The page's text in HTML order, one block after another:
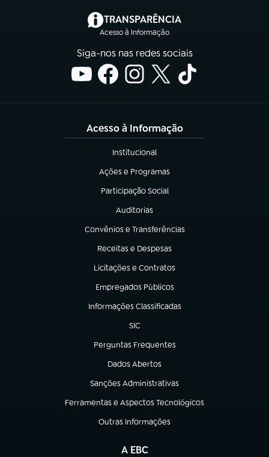
TRANSPARÊNCIA
Acesso à Informação
(abre em nova aba)
Siga-nos nas redes sociais
Acesso à Informação
Institucional
(abre em nova aba)
Ações e Programas
(abre em nova aba)
Participação Social
(abre em nova aba)
Auditorias
(abre em nova aba)
Convênios e Transferências
(abre em nova aba)
Receitas e Despesas
(abre em nova aba)
Licitações e Contratos
(abre em nova aba)
Empregados Públicos
(abre em nova aba)
Informações Classificadas
(abre em nova aba)
SIC
(abre em nova aba)
Perguntas Frequentes
(abre em nova aba)
Dados Abertos
(abre em nova aba)
Sanções Administrativas
(abre em nova aba)
Ferramentas e Aspectos Tecnológicos
(abre em nova aba)
Outras Informações
(abre em nova aba)
A EBC